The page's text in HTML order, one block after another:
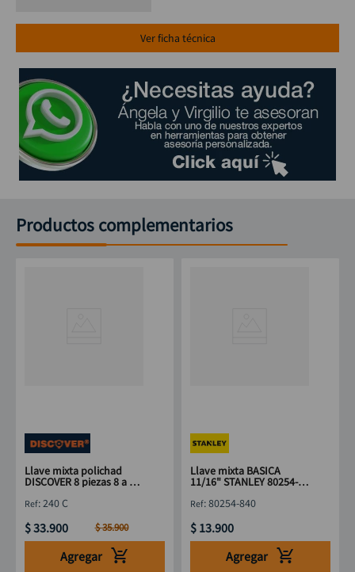
Ver ficha técnica
Productos complementarios
Llave mixta polichad
DISCOVER 8 piezas 8 a 19
:240 C
$33.900 $35.900
Agregar
Llave mixta BASICA
11/16" STANLEY 80254-
:80254-840
$ 13.900
Agregar